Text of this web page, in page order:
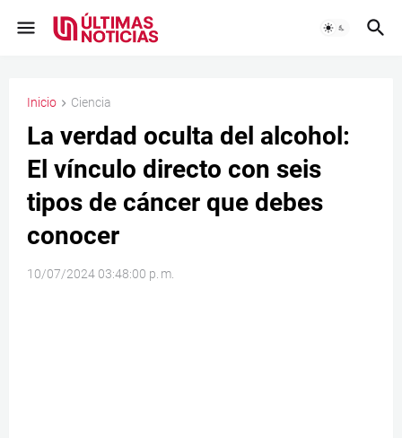
Inicio Ciencia
La verdad oculta del alcohol:
El vínculo directo con seis
tipos de cáncer que debes
conocer
10/07/2024 03:48:00 p. m.